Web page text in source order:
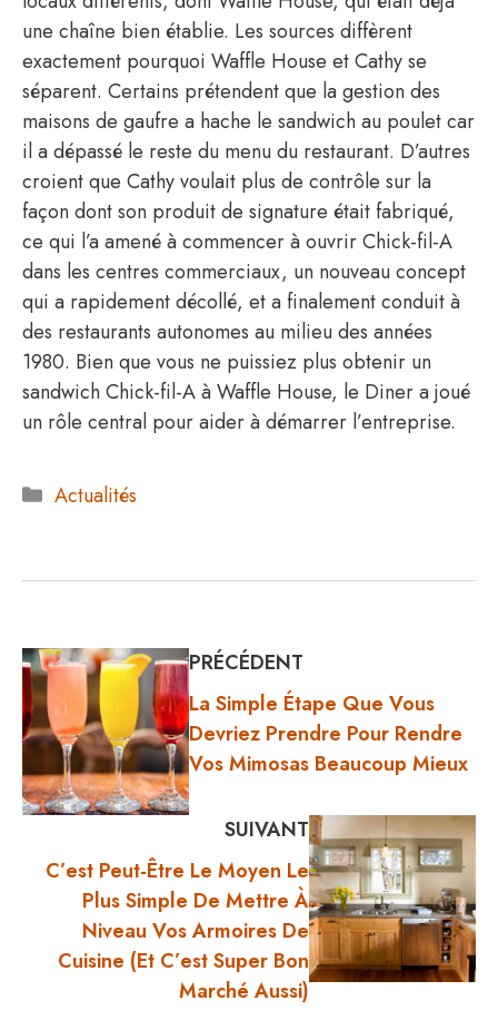
une chaîne bien établie. Les sources diffèrent
exactement pourquoi Waffle House et Cathy se
séparent. Certains prétendent que la gestion des
maisons de gaufre a hache le sandwich au poulet car
il a dépassé le reste du menu du restaurant. D’autres
croient que Cathy voulait plus de contrôle sur la
façon dont son produit de signature était fabriqué,
ce qui l’a amené à commencer à ouvrir Chick-fil-A
dans les centres commerciaux, un nouveau concept
qui a rapidement décollé, et a finalement conduit à
des restaurants autonomes au milieu des années
1980. Bien que vous ne puissiez plus obtenir un
sandwich Chick-fil-A à Waffle House, le Diner a joué
un rôle central pour aider à démarrer l’entreprise.
Catégories
Actualités
PRÉCÉDENT
La Simple Étape Que Vous
Devriez Prendre Pour Rendre
Vos Mimosas Beaucoup Mieux
SUIVANT
C’est Peut-Être Le Moyen Le
Plus Simple De Mettre À
Niveau Vos Armoires De
Cuisine (et C’est Super Bon
Marché Aussi)